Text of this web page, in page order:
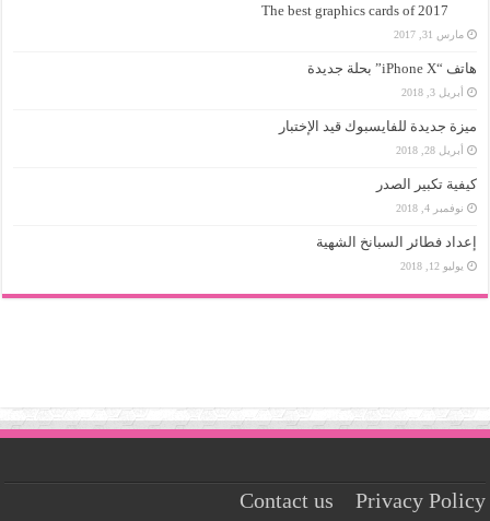
The best graphics cards of 2017
مارس 31, 2017
هاتف “iPhone X” بحلة جديدة
أبريل 3, 2018
ميزة جديدة للفايسبوك قيد الإختبار
أبريل 28, 2018
كيفية تكبير الصدر
نوفمبر 4, 2018
إعداد فطائر السبانخ الشهية
يوليو 12, 2018
Contact us Privacy Policy